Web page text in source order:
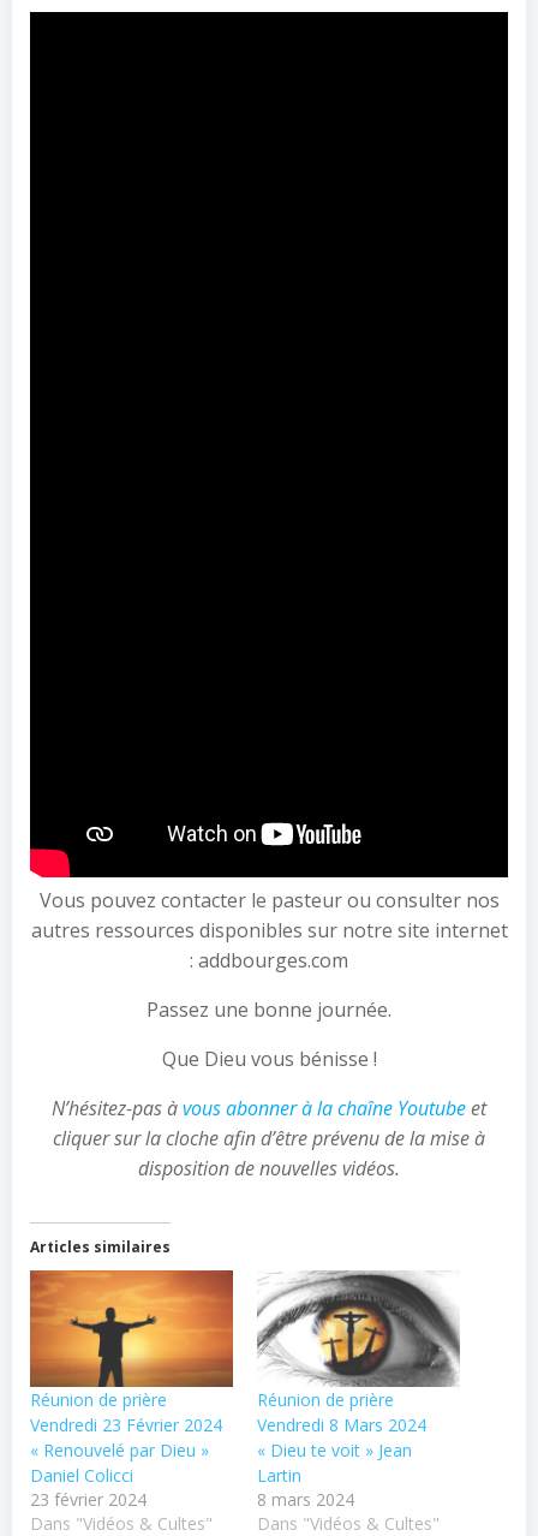
Vous pouvez contacter le pasteur ou consulter nos
autres ressources disponibles sur notre site internet
: addbourges.com
Passez une bonne journée.
Que Dieu vous bénisse !
N’hésitez-pas àvous abonner à la chaîne Youtubeet
cliquer sur la cloche afin d’être prévenu de la mise à
disposition de nouvelles vidéos.
Articles similaires
Réunion de prière
Vendredi 23 Février 2024
« Renouvelé par Dieu »
Daniel Colicci
23 février 2024
Dans "Vidéos & Cultes"
Réunion de prière
Vendredi 8 Mars 2024
« Dieu te voit » Jean
Lartin
8 mars 2024
Dans "Vidéos & Cultes"